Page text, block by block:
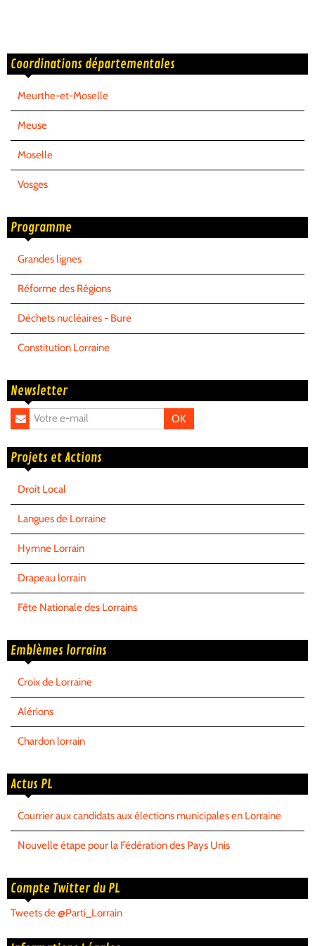
Coordinations départementales
Meurthe-et-Moselle
Meuse
Moselle
Vosges
Programme
Grandes lignes
Réforme des Régions
Déchets nucléaires - Bure
Constitution Lorraine
Newsletter
OK
Projets et Actions
Droit Local
Langues de Lorraine
Hymne Lorrain
Drapeau lorrain
Fête Nationale des Lorrains
Emblèmes lorrains
Croix de Lorraine
Alérions
Chardon lorrain
Actus PL
Courrier aux candidats aux élections municipales en Lorraine
Nouvelle étape pour la Fédération des Pays Unis
Compte Twitter du PL
Tweets de @Parti_Lorrain